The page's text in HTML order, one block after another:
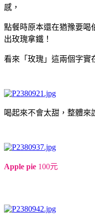
感，
點餐時原本還在猶豫要喝
出玫瑰拿鐵！
看來「玫瑰」這兩個字實
喝起來不會太甜，整體來
Apple pie 100元